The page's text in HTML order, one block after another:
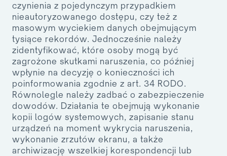
czynienia z pojedynczym przypadkiem
nieautoryzowanego dostępu, czy też z
masowym wyciekiem danych obejmującym
tysiące rekordów. Jednocześnie należy
zidentyfikować, które osoby mogą być
zagrożone skutkami naruszenia, co później
wpłynie na decyzję o konieczności ich
poinformowania zgodnie z art. 34 RODO.
Równolegle należy zadbać o zabezpieczenie
dowodów. Działania te obejmują wykonanie
kopii logów systemowych, zapisanie stanu
urządzeń na moment wykrycia naruszenia,
wykonanie zrzutów ekranu, a także
archiwizację wszelkiej korespondencji lub